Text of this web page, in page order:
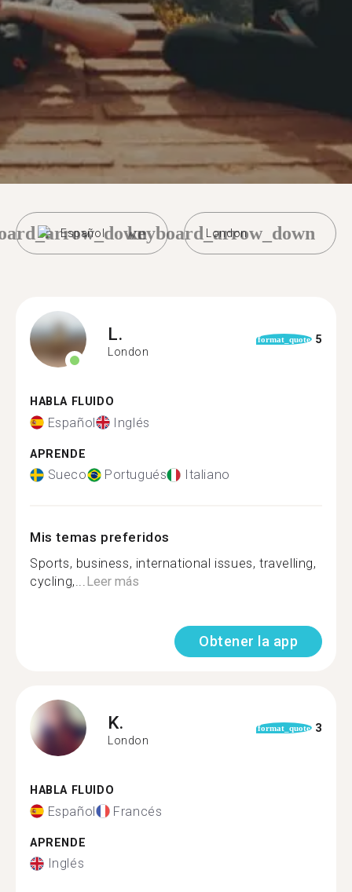
Español London
keyboard_arrow_down
L.
London
format_quote 5
HABLA FLUIDO
Español Inglés
APRENDE
Sueco Portugués Italiano
Mis temas preferidos
Sports, business, international issues, travelling,
cycling,...Leer más
Obtener la app
K.
London
format_quote 3
HABLA FLUIDO
Español Francés
APRENDE
Inglés